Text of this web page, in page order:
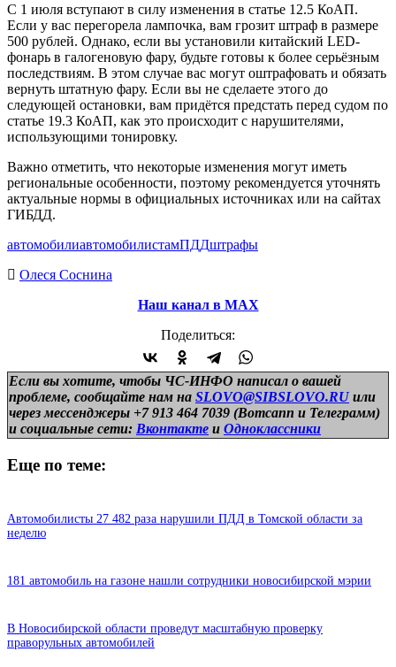
С 1 июля вступают в силу изменения в статье 12.5 КоАП.
Если у вас перегорела лампочка, вам грозит штраф в размере
500 рублей. Однако, если вы установили китайский LED-
фонарь в галогеновую фару, будьте готовы к более серьёзным
последствиям. В этом случае вас могут оштрафовать и обязать
вернуть штатную фару. Если вы не сделаете этого до
следующей остановки, вам придётся предстать перед судом по
статье 19.3 КоАП, как это происходит с нарушителями,
использующими тонировку.
Важно отметить, что некоторые изменения могут иметь
региональные особенности, поэтому рекомендуется уточнять
актуальные нормы в официальных источниках или на сайтах
ГИБДД.
автомобилиавтомобилистамПДДштрафы
Олеся Соснина
Наш канал в МАХ
Поделиться:
Если вы хотите, чтобы ЧС-ИНФО написал о вашей
проблеме, сообщайте нам на SLOVO@SIBSLOVO.RU или
через мессенджеры +7 913 464 7039 (Вотсапп и Телеграмм)
и социальные сети: Вконтакте и Одноклассники
Еще по теме:
Автомобилисты 27 482 раза нарушили ПДД в Томской области за
неделю
181 автомобиль на газоне нашли сотрудники новосибирской мэрии
В Новосибирской области проведут масштабную проверку
праворульных автомобилей